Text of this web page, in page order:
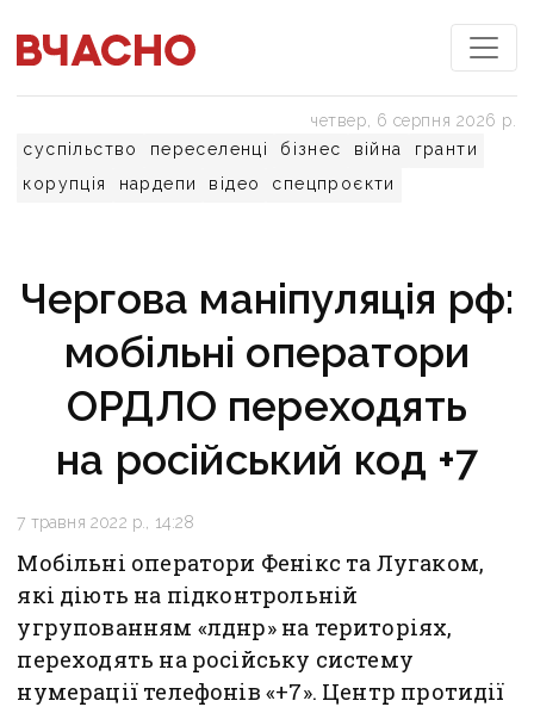
суспільство переселенці бізнес війна
гранти
корупція
нардепи відео спецпроєкти
четвер, 6 серпня 2026 р.
Чергова маніпуляція рф:
мобільні оператори
ОРДЛО переходять
на російський код +7
7 травня 2022 р., 14:28
Мобільні оператори Фенікс та Лугаком,
які діють на підконтрольній
угрупованням «лднр» на територіях,
переходять на російську систему
нумерації телефонів «+7». Центр протидії